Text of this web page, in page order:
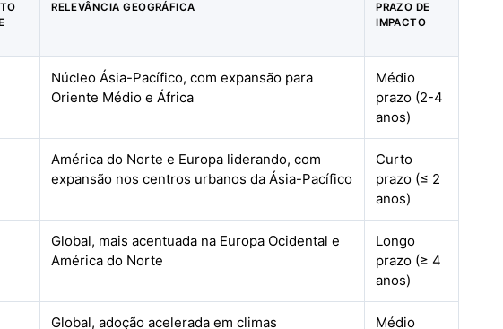
RELEVÂNCIA GEOGRÁFICA
PRAZO DE
IMPACTO
Núcleo Ásia-Pacífico, com expansão para
Oriente Médio e África
Médio
prazo (2-4
anos)
América do Norte e Europa liderando, com
expansão nos centros urbanos da Ásia-Pacífico
Curto
prazo (≤ 2
anos)
Global, mais acentuada na Europa Ocidental e
América do Norte
Longo
prazo (≥ 4
anos)
Global, adoção acelerada em climas
Médio